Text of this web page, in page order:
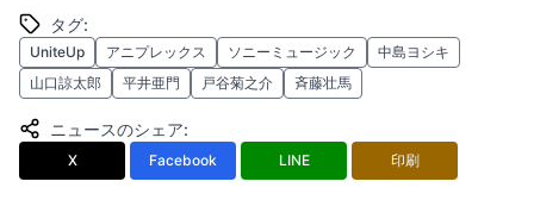
タグ:
UniteUp アニプレックス ソニーミュージック
中島ヨシキ
山口諒太郎
平井亜門 戸谷菊之介 斉藤壮馬
ニュースのシェア:
X Facebook LINE 印刷